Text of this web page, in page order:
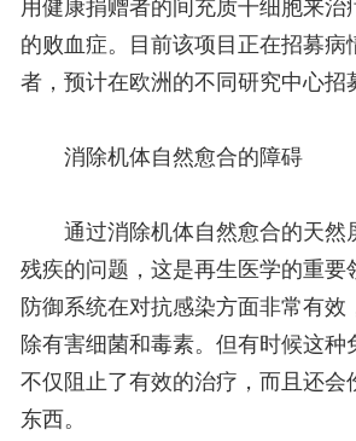
用健康捐赠者的间充质干细胞来治
的败血症。目前该项目正在招募病
者，预计在欧洲的不同研究中心招
消除机体自然愈合的障碍
通过消除机体自然愈合的天然
残疾的问题，这是再生医学的重要
防御系统在对抗感染方面非常有效
除有害细菌和毒素。但有时候这种
不仅阻止了有效的治疗，而且还会
东西。